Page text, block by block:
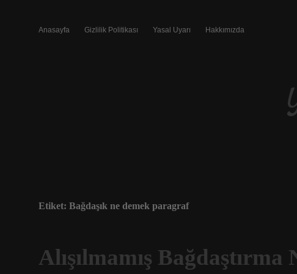
Anasayfa Gizlilik Politikası Yasal Uyarı Hakkımızda
Etiket: Bağdaşık ne demek paragraf
Alışılmamış